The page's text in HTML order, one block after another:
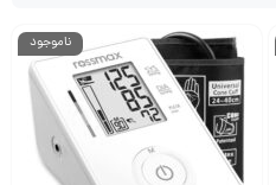
ناموجود